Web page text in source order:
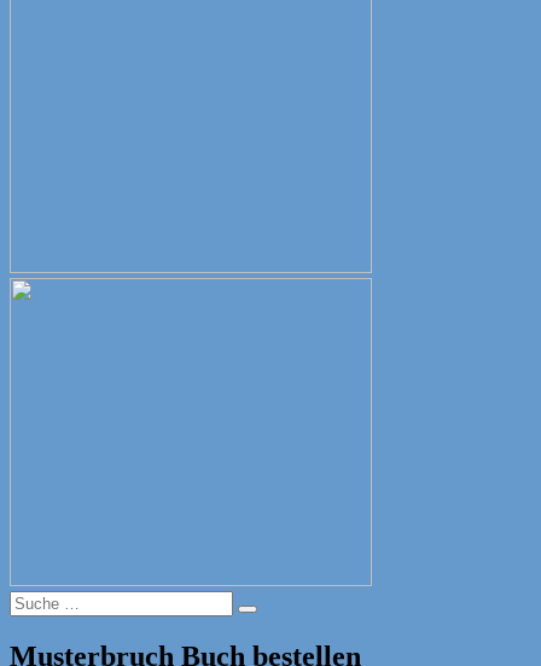
Suche
nach:
Suche
Musterbruch Buch bestellen